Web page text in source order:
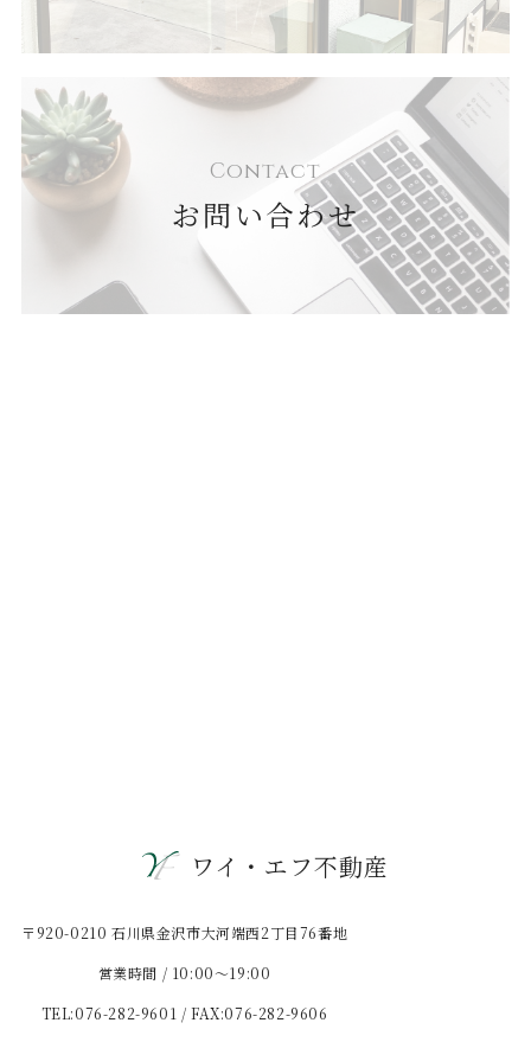
Contact
お問い合わせ
ワイ・エフ不動産
〒920-0210 石川県金沢市大河端西2丁目76番地
営業時間 / 10:00〜19:00
TEL:076-282-9601 / FAX:076-282-9606